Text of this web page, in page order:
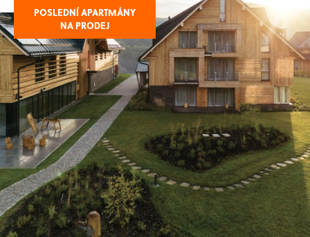
POSLEDNÍ APARTMÁNY
NA PRODEJ